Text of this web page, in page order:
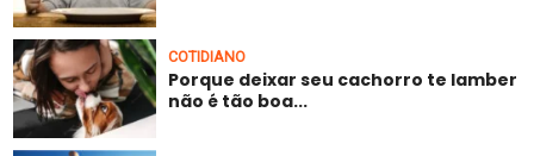
COTIDIANO
Porque deixar seu cachorro te lamber
não é tão boa...